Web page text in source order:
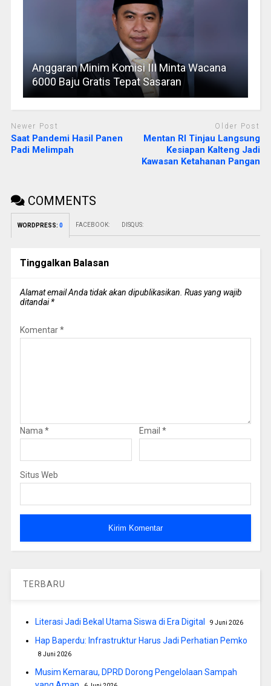
Anggaran Minim Komisi III Minta Wacana
6000 Baju Gratis Tepat Sasaran
Newer Post
Saat Pandemi Hasil Panen
Padi Melimpah
Older Post
Mentan RI Tinjau Langsung
Kesiapan Kalteng Jadi
Kawasan Ketahanan Pangan
COMMENTS
WORDPRESS: 0 FACEBOOK: DISQUS:
Tinggalkan Balasan
Alamat email Anda tidak akan dipublikasikan. Ruas yang wajib
ditandai*
Komentar*
Nama * Email *
Situs Web
TERBARU
Literasi Jadi Bekal Utama Siswa di Era Digital 9 Juni 2026
Hap Baperdu: Infrastruktur Harus Jadi Perhatian Pemko
8 Juni 2026
Musim Kemarau, DPRD Dorong Pengelolaan Sampah